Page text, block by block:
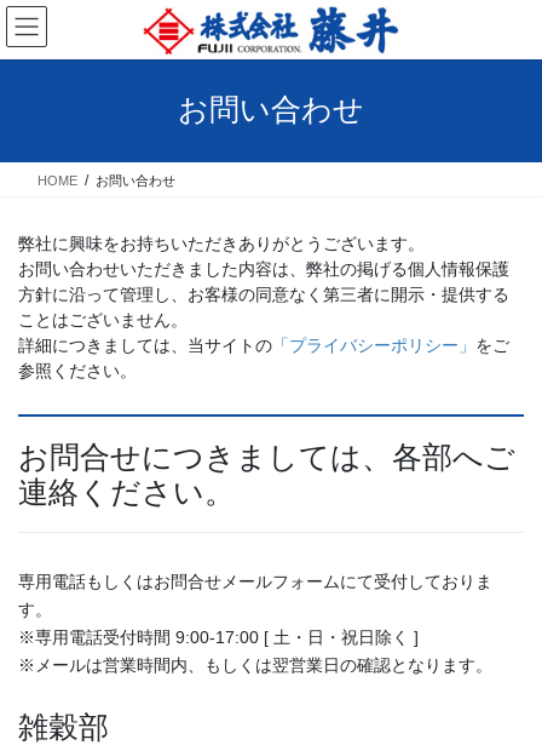
コ
ン
テ
ス
ナ
ビ
ゲ
ン
お問い合わせ
HOME お問い合わせ
弊社に興味をお持ちいただきありがとうございます。
お問い合わせいただきました内容は、弊社の掲げる個人情報保護
方針に沿って管理し、お客様の同意なく第三者に開示・提供する
ことはございません。
詳細につきましては、当サイトの 「プライバシーポリシー」 をご
参照ください。
お問合せにつきましては、各部へご
連絡ください。
専用電話もしくはお問合せメールフォームにて受付しておりま
す。
※専用電話受付時間 9:00-17:00 [ 土・日・祝日除く ]
※メールは営業時間内、もしくは翌営業日の確認となります。
雑穀部